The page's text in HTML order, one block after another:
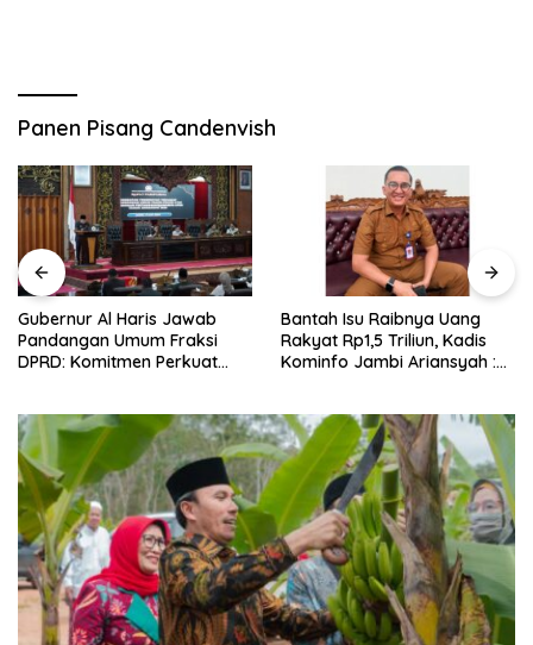
Panen Pisang Candenvish
Gubernur Al Haris Jawab
Pandangan Umum Fraksi
DPRD: Komitmen Perkuat
Bantah Isu Raibnya Uang
Rakyat Rp1,5 Triliun, Kadis
Kominfo Jambi Ariansyah :
Sejak 2002